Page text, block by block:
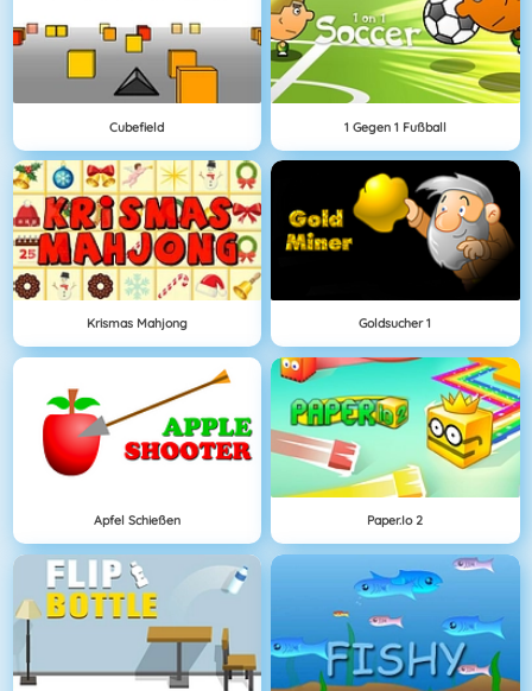
Cubefield 1 Gegen 1 Fußball
Krismas Mahjong Goldsucher 1
Apfel Schießen Paper.io 2